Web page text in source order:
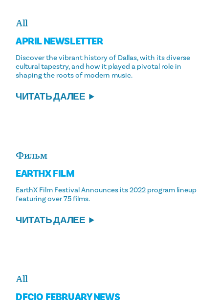
All
APRIL NEWSLETTER
Discover the vibrant history of Dallas, with its diverse
cultural tapestry, and how it played a pivotal role in
shaping the roots of modern music.
ЧИТАТЬ ДАЛЕЕ
Фильм
EARTHX FILM
EarthX Film Festival Announces its 2022 program lineup
featuring over 75 films.
ЧИТАТЬ ДАЛЕЕ
All
DFCIO FEBRUARY NEWS